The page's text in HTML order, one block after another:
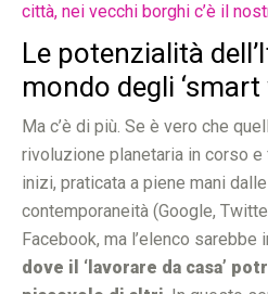
città, nei vecchi borghi c’è il
Le potenzialità
mondo degli ‘smart
Ma c’è di più. Se è vero che
rivoluzione planetaria in corso
inizi, praticata a piene mani
contemporaneità (Google,
Facebook, ma l’elenco sarebbe
dove il ‘lavorare da casa’